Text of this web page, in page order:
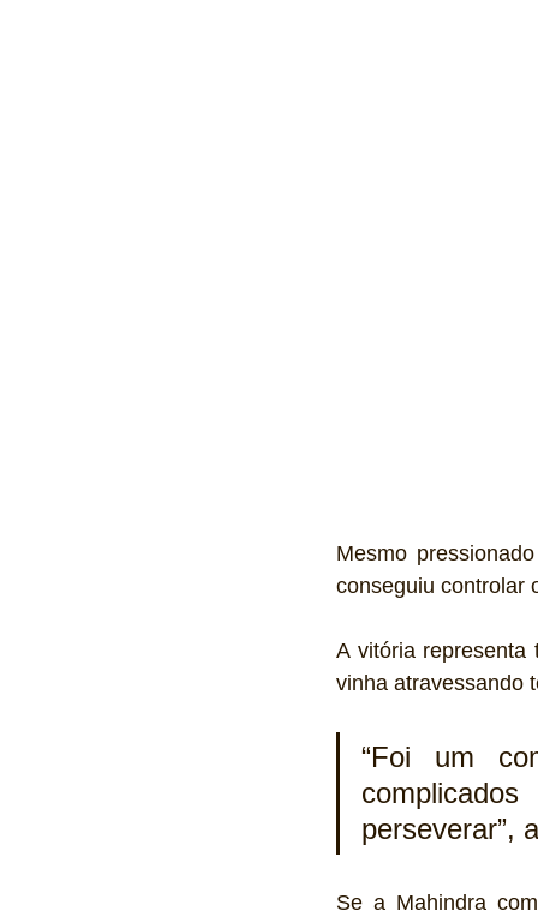
Mesmo
conseguiu controlar
A vitória representa
vinha atravessando
“Foi um
perseverar”,
Se a Mahindra